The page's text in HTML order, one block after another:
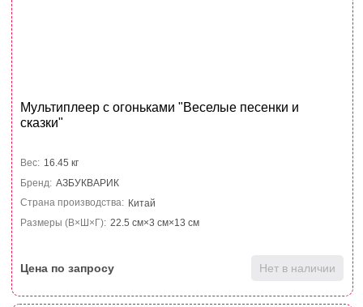
Мультиплеер с огоньками "Веселые песенки и
сказки"
Вес: 16.45 кг
Бренд: АЗБУКВАРИК
Страна производства: Китай
Размеры (В×Ш×Г): 22.5 см×3 см×13 см
Цена по запросу Нет в наличии